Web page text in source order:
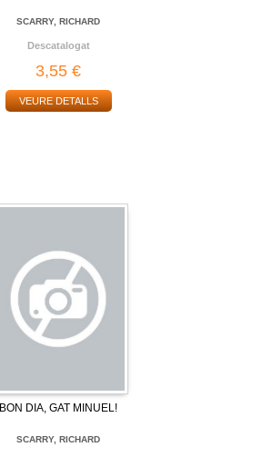
SCARRY, RICHARD
Descatalogat
3,55 €
VEURE DETALLS
BON DIA, GAT MINUEL!
SCARRY, RICHARD